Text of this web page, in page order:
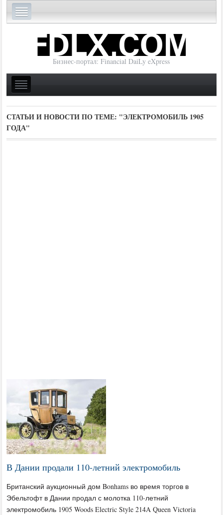
Бизнес-портал: Financial DaiLy eXpress
СТАТЬИ И НОВОСТИ ПО ТЕМЕ: "ЭЛЕКТРОМОБИЛЬ 1905
ГОДА"
В Дании продали 110-летний электромобиль
Британский аукционный дом Bonhams во время торгов в
Эбельтофт в Дании продал с молотка 110-летний
электромобиль 1905 Woods Electric Style 214A Queen Victoria